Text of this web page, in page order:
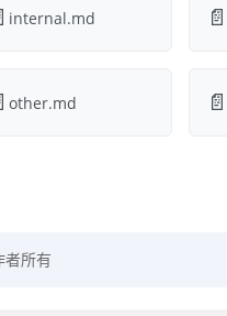
internal.md 📄
other.md 📄
者所有